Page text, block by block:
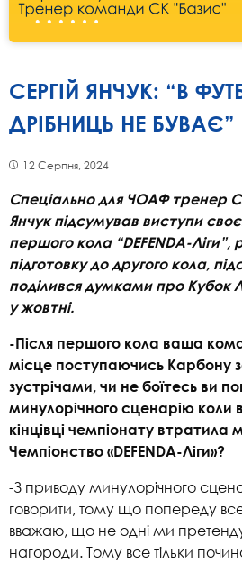
СЕРГІЙ ЯНЧУК: “В
ДРІБНИЦЬ НЕ БУВАЄ”
12 Серпня, 2024
Спеціально для ЧОАФ тренер
Янчук підсумував виступи
першого кола “DEFENDA-Ліги”,
підготовку до другого кола,
поділився думками про Кубок
у жовтні.
-Після першого кола ваша
місце поступаючись Карбону
зустрічами, чи не боїтесь ви
минулорічного сценарію
кінцівці чемпіонату втратила
Чемпіонство «DEFENDA-Ліги»?
-З приводу минулорічного
говорити, тому що попереду все
вважаю, що не одні ми
нагороди. Тому все тільки